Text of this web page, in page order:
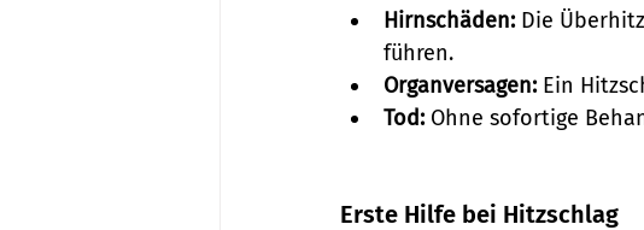
Hirnschäden: Die
führen.
Organversagen: Ein
Tod: Ohne sofortige
Erste Hilfe bei Hitzschlag